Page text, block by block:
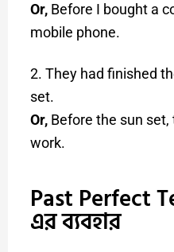
Or, Before I bought a
mobile phone.
2. They had finished
set.
Or, Before the sun
work.
Past Perfect
এর ব্যবহার